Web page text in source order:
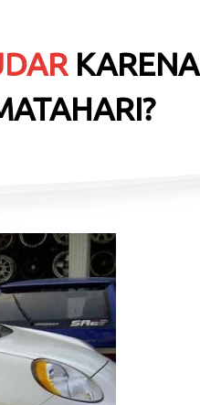
KARENA